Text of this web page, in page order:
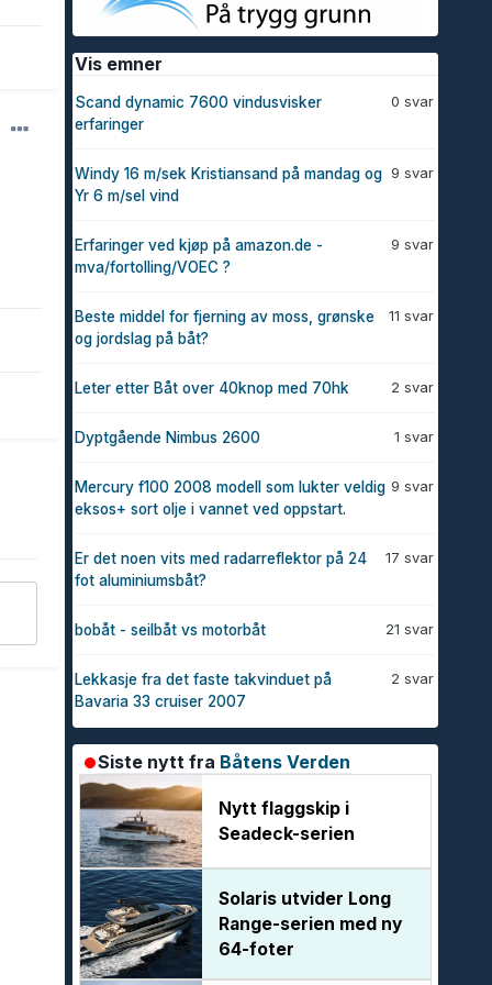
Vis emner
0 svar
Scand dynamic 7600 vindusvisker
erfaringer
9 svar
Windy 16 m/sek Kristiansand på mandag og
Yr 6 m/sel vind
9 svar
Erfaringer ved kjøp på amazon.de -
mva/fortolling/VOEC ?
11 svar
Beste middel for fjerning av moss, grønske
og jordslag på båt?
2 svar
Leter etter Båt over 40knop med 70hk
1 svar
Dyptgående Nimbus 2600
9 svar
Mercury f100 2008 modell som lukter veldig
eksos+ sort olje i vannet ved oppstart.
17 svar
Er det noen vits med radarreflektor på 24
fot aluminiumsbåt?
21 svar
bobåt - seilbåt vs motorbåt
2 svar
Lekkasje fra det faste takvinduet på
Bavaria 33 cruiser 2007
Siste nytt fra Båtens Verden
Nytt flaggskip i
Seadeck-serien
Solaris utvider Long
Range-serien med ny
64-foter